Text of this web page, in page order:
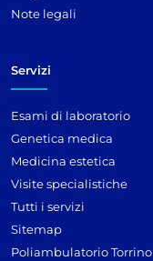
Note legali
Servizi
Esami di laboratorio
Genetica medica
Medicina estetica
Visite specialistiche
Tutti i servizi
Sitemap
Poliambulatorio Torrino